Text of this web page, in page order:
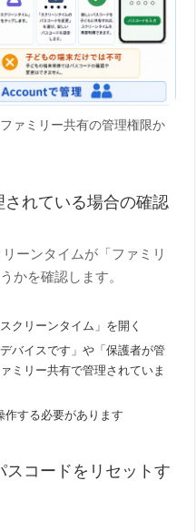
ァミリー共有の管理権限か
れている場合の確認
ーンタイムが「ファミリ
かを確認します。
クリーンタイム」を開く
バイスです」や「保護者が管
ミリー共有で管理されていま
作する必要があります
スコードをリセットす